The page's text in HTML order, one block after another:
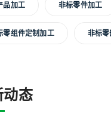
品加工 非标零件加工
零组件定制加工 非标零
动态